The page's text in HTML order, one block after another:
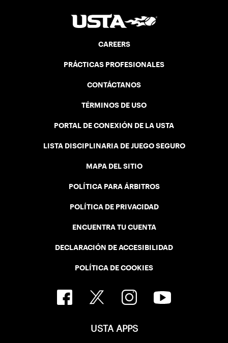
CAREERS
PRÁCTICAS PROFESIONALES
CONTÁCTANOS
TÉRMINOS DE USO
PORTAL DE CONEXIÓN DE LA USTA
LISTA DISCIPLINARIA DE JUEGO SEGURO
MAPA DEL SITIO
POLÍTICA PARA ÁRBITROS
POLÍTICA DE PRIVACIDAD
ENCUENTRA TU CUENTA
DECLARACIÓN DE ACCESIBILIDAD
POLÍTICA DE COOKIES
USTA APPS